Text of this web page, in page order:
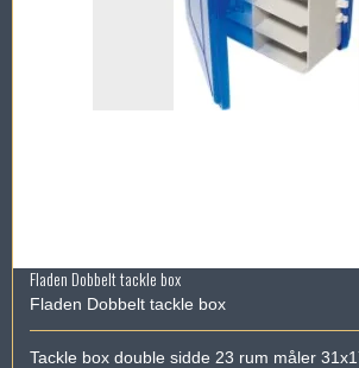
Fladen Dobbelt tackle box
Fladen Dobbelt tackle box
Tackle box double sidde 23 rum måler